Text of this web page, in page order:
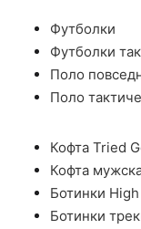
Футболки
Футболки
Поло
Поло
Кофта Tried
Кофта
Ботинки
Ботинки